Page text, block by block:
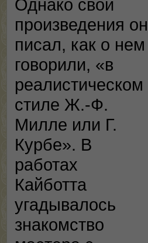
Однако свои
произведения он
писал, как о нем
говорили, «в
реалистическом
стиле Ж.-Ф.
Милле или Г.
Курбе». В
работах
Кайботта
угадывалось
знакомство